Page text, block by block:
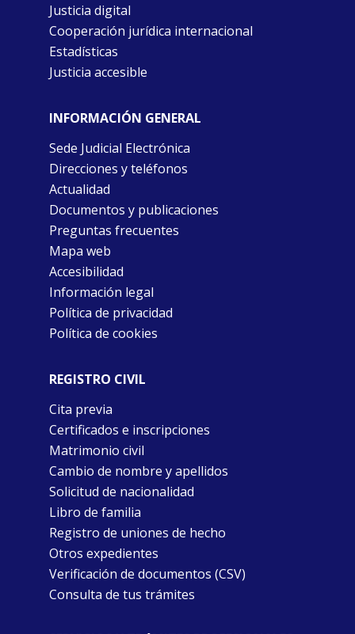
Justicia digital
Cooperación jurídica internacional
Estadísticas
Justicia accesible
INFORMACIÓN GENERAL
Sede Judicial Electrónica
Direcciones y teléfonos
Actualidad
Documentos y publicaciones
Preguntas frecuentes
Mapa web
Accesibilidad
Información legal
Política de privacidad
Política de cookies
REGISTRO CIVIL
Cita previa
Certificados e inscripciones
Matrimonio civil
Cambio de nombre y apellidos
Solicitud de nacionalidad
Libro de familia
Registro de uniones de hecho
Otros expedientes
Verificación de documentos (CSV)
Consulta de tus trámites